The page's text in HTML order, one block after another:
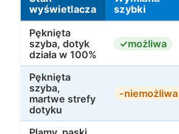
wyświetlacza
szybki
Pęknięta
szyba, dotyk
działa w 100%
możliwa
Pęknięta
szyba,
martwe strefy
dotyku
niemożliwa